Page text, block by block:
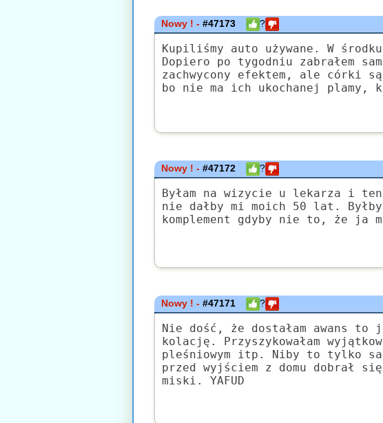
Nowy ! -#47173 ?
Kupiliśmy auto używane. W
Dopiero po tygodniu zabrałem
zachwycony efektem, ale córki
bo nie ma ich ukochanej plamy,
Nowy ! -#47172 ?
Byłam na wizycie u lekarza i
nie dałby mi moich 50 lat.
komplement gdyby nie to, że ja
Nowy ! -#47171 ?
Nie dość, że dostałam awans to
kolację. Przyszykowałam
pleśniowym itp. Niby to tylko
przed wyjściem z domu dobrał
miski. YAFUD